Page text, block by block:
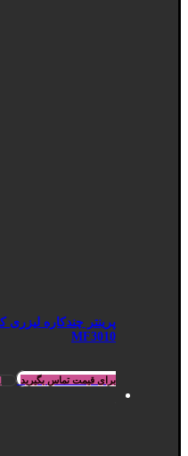
MF3010
برای قیمت تماس بگیرید